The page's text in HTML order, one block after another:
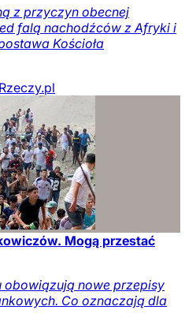
z przyczyn obecnej
falą nachodźców z Afryki i
Kościoła
Mogą przestać
obowiązują nowe przepisy
Co oznaczają dla